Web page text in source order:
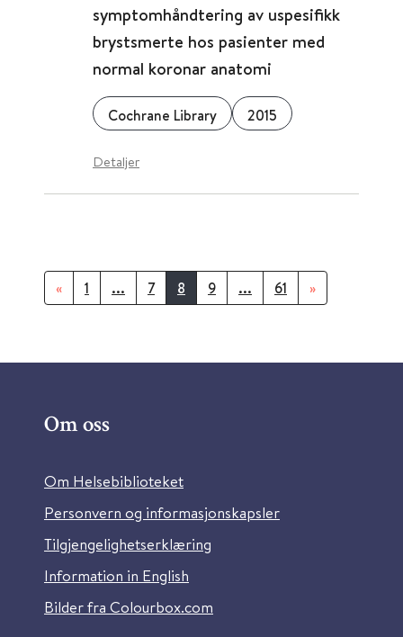
symptomhåndtering av uspesifikk
brystsmerte hos pasienter med
normal koronar anatomi
Cochrane Library 2015
Detaljer
« 1 ... 7 8 9 ... 61 »
Om oss
Om Helsebiblioteket
Personvern og informasjonskapsler
Tilgjengelighetserklæring
Information in English
Bilder fra Colourbox.com